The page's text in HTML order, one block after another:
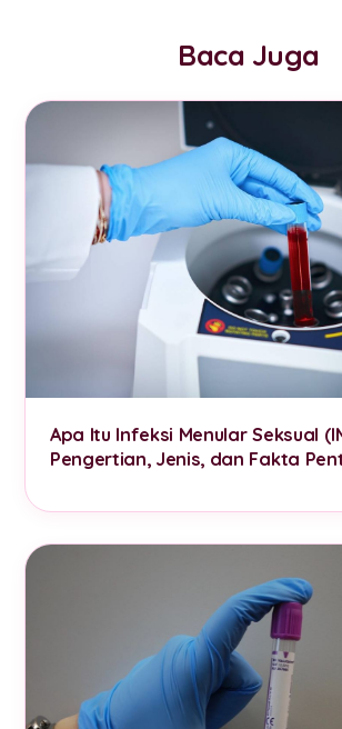
Baca Juga
Apa Itu Infeksi Menular Seksual
Pengertian, Jenis, dan Fakta